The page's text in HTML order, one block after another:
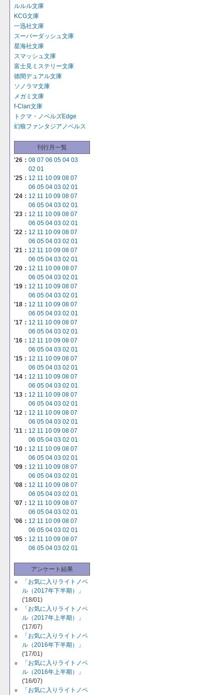
ルルル文庫
KCG文庫
一迅社文庫
スーパーダッシュ文庫
星海社文庫
スマッシュ文庫
富士見ミステリー文庫
徳間デュアル文庫
ソノラマ文庫
メガミ文庫
f-Clan文庫
トクマ・ノベルズEdge
幻狼ファンタジアノベルス
刊行月一覧
'26： 08 07 06 05 04 03
02 01
'25： 12 11 10 09 08 07
06 05 04 03 02 01
'24： 12 11 10 09 08 07
06 05 04 03 02 01
'23： 12 11 10 09 08 07
06 05 04 03 02 01
'22： 12 11 10 09 08 07
06 05 04 03 02 01
'21： 12 11 10 09 08 07
06 05 04 03 02 01
'20： 12 11 10 09 08 07
06 05 04 03 02 01
'19： 12 11 10 09 08 07
06 05 04 03 02 01
'18： 12 11 10 09 08 07
06 05 04 03 02 01
'17： 12 11 10 09 08 07
06 05 04 03 02 01
'16： 12 11 10 09 08 07
06 05 04 03 02 01
'15： 12 11 10 09 08 07
06 05 04 03 02 01
'14： 12 11 10 09 08 07
06 05 04 03 02 01
'13： 12 11 10 09 08 07
06 05 04 03 02 01
'12： 12 11 10 09 08 07
06 05 04 03 02 01
'11： 12 11 10 09 08 07
06 05 04 03 02 01
'10： 12 11 10 09 08 07
06 05 04 03 02 01
'09： 12 11 10 09 08 07
06 05 04 03 02 01
'08： 12 11 10 09 08 07
06 05 04 03 02 01
'07： 12 11 10 09 08 07
06 05 04 03 02 01
'06： 12 11 10 09 08 07
06 05 04 03 02 01
'05： 12 11 10 09 08 07
06 05 04 03 02 01
アンケート結果
「お気に入りライトノベ
ル（2017年下半期）」
('18/01)
「お気に入りライトノベ
ル（2017年上半期）」
('17/07)
「お気に入りライトノベ
ル（2016年下半期）」
('17/01)
「お気に入りライトノベ
ル（2016年上半期）」
('16/07)
「お気に入りライトノベ